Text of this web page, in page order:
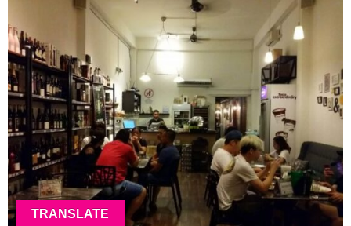
TRANSLATE